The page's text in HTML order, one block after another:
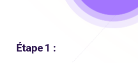
Étape 1 :